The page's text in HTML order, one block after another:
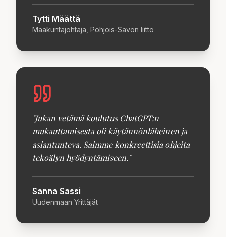
Tytti Määttä
Maakuntajohtaja, Pohjois-Savon liitto
"Jukan vetämä koulutus ChatGPT:n
mukauttamisesta oli käytännönläheinen ja
asiantunteva. Saimme konkreettisia ohjeita
tekoälyn hyödyntämiseen."
Sanna Sassi
Uudenmaan Yrittäjät